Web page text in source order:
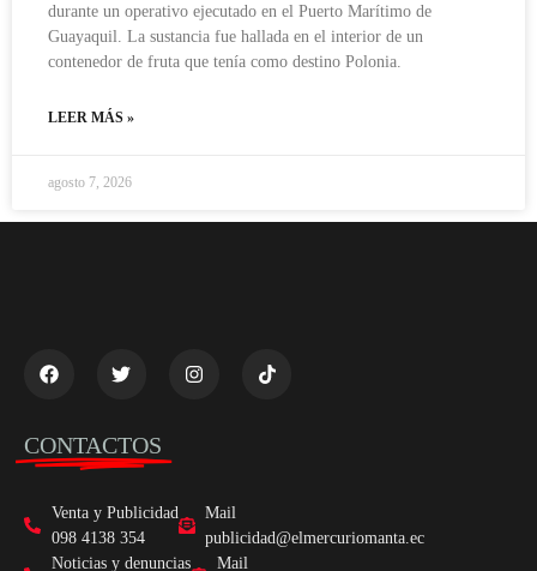
durante un operativo ejecutado en el Puerto Marítimo de
Guayaquil. La sustancia fue hallada en el interior de un
contenedor de fruta que tenía como destino Polonia.
LEER MÁS »
agosto 7, 2026
CONTACTOS
Venta y Publicidad
098 4138 354
Mail
publicidad@elmercuriomanta.ec
Noticias y denuncias
Mail